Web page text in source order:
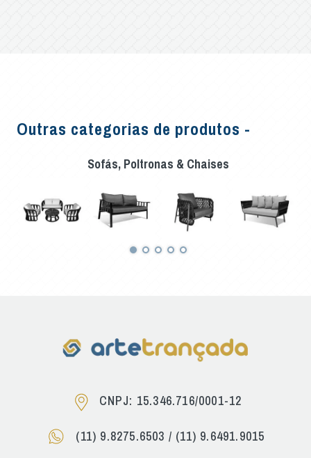
Outras categorias de produtos -
Sofás, Poltronas & Chaises
CNPJ: 15.346.716/0001-12
(11) 9.8275.6503 / (11) 9.6491.9015